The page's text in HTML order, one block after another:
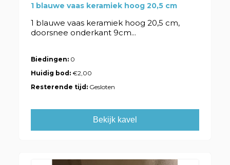
1 blauwe vaas keramiek hoog 20,5 cm
1 blauwe vaas keramiek hoog 20,5 cm,
doorsnee onderkant 9cm...
Biedingen: 0
Huidig bod:€2,00
Resterende tijd: Gesloten
Bekijk kavel